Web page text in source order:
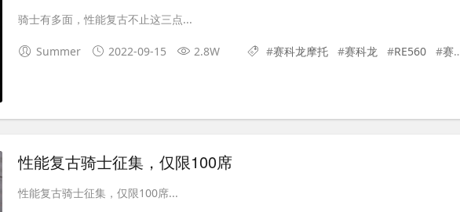
骑士有多面，性能复古不止这三点...
Summer 2022-09-15 2.8W #赛科龙摩托 #赛科龙 #RE560 #赛科龙RE560
性能复古骑士征集，仅限100席
性能复古骑士征集，仅限100席...